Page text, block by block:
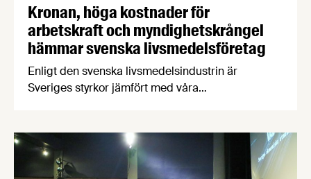
Kronan, höga kostnader för
arbetskraft och myndighetskrångel
hämmar svenska livsmedelsföretag
Enligt den svenska livsmedelsindustrin är
Sveriges styrkor jämfört med våra
svagheterna är att vi står utanför euron, höga
arbetskraftskostnader och besvärlig
myndighetsbyråkrati. Det visar